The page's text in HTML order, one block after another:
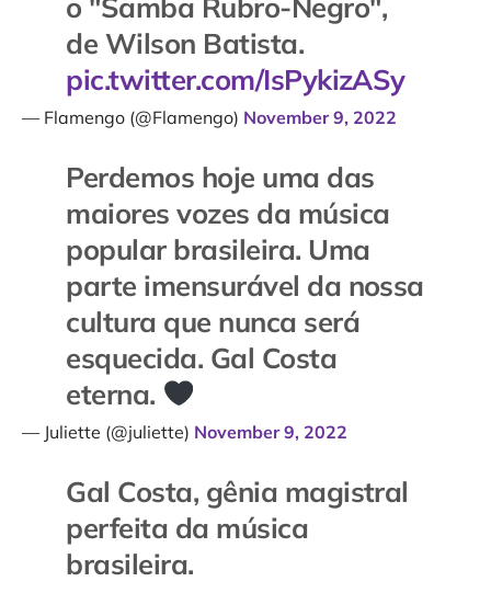
de Wilson Batista.
pic.twitter.com/IsPykizASy
— Flamengo (@Flamengo) November 9, 2022
Perdemos hoje uma das
maiores vozes da música
popular brasileira. Uma
parte imensurável da nossa
cultura que nunca será
esquecida. Gal Costa
eterna.
— Juliette (@juliette) November 9, 2022
Gal Costa, gênia magistral
perfeita da música
brasileira.